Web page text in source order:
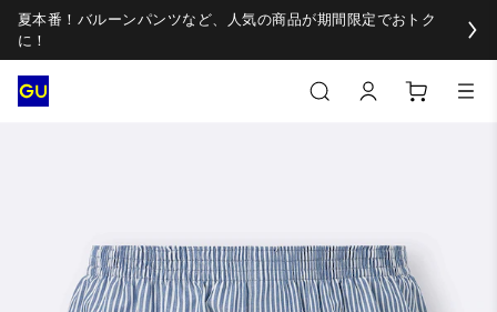
夏本番！バルーンパンツなど、人気の商品が期間限定でおトク
に！